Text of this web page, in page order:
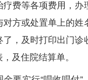
费等各项费用，办
对方或处置单上的姓
了，及时打印出门诊
及住院结算单。